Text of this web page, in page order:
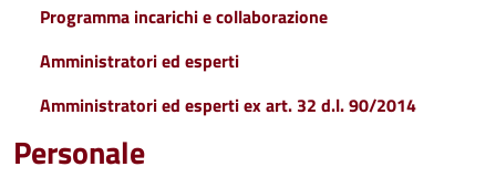
Programma incarichi e collaborazione
Amministratori ed esperti
Amministratori ed esperti ex art. 32 d.l. 90/2014
Personale